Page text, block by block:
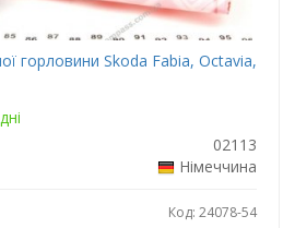
горловини Skoda Fabia, Octavia,
02113
Німеччина
Код: 24078-54